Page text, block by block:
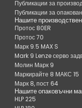
Публикации за
Публикации за
Нашите
Протос 80ER
Протос 70
Марк 9.5 MAX S
Mark 9 Lenze серво
Молин Марк 9
Маркирайте 8 МАКС 15
Марк 8, пост 64
Нашите опаковъчни
HLP 225